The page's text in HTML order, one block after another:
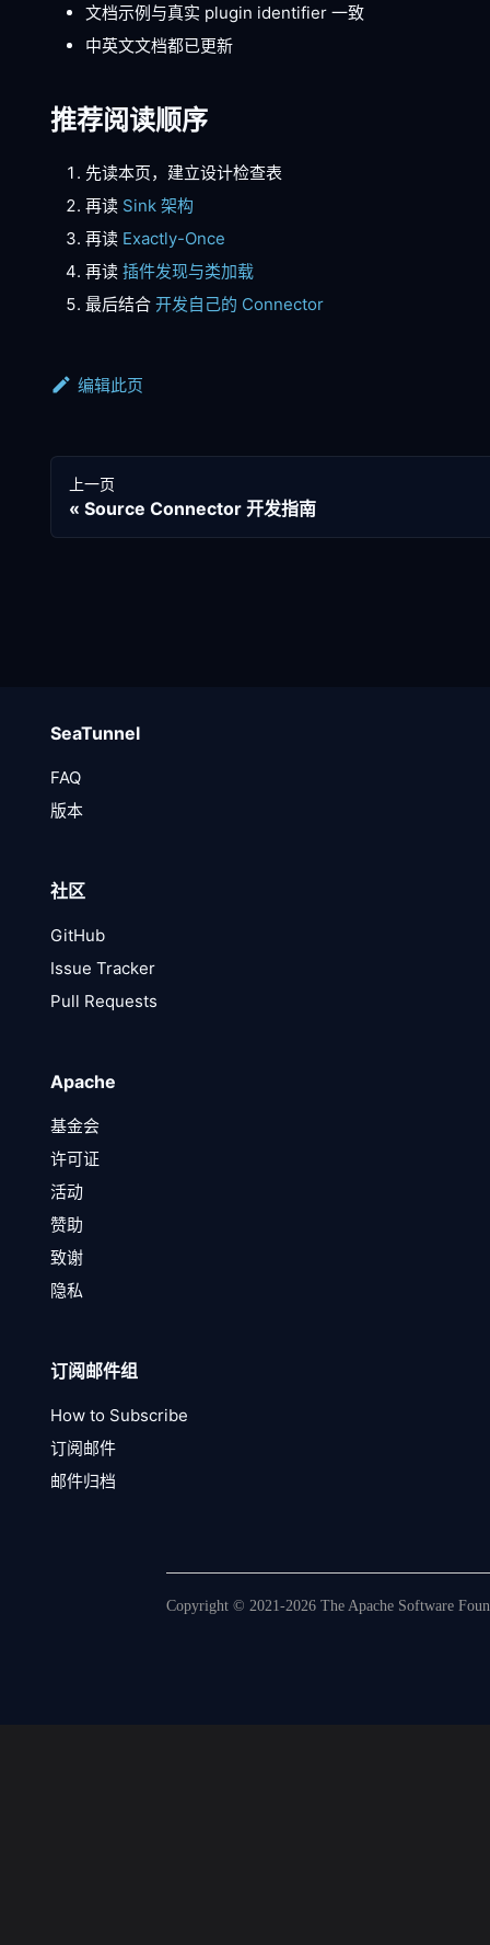
文档示例与真实 plugin identifier 一致
中英文文档都已更新
推荐阅读顺序
先读本页，建立设计检查表
再读 Sink 架构
再读 Exactly-Once
再读 插件发现与类加载
最后结合 开发自己的 Connector
编辑此页
上一页
Source Connector 开发指南
SeaTunnel
FAQ
版本
社区
GitHub
Issue Tracker
Pull Requests
Apache
基金会
许可证
活动
赞助
致谢
隐私
订阅邮件组
How to Subscribe
订阅邮件
邮件归档
Copyright © 2021-2026 The Apache Software